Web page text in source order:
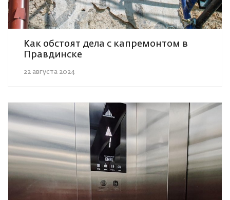
Как обстоят дела с капремонтом в
Правдинске
22 августа 2024